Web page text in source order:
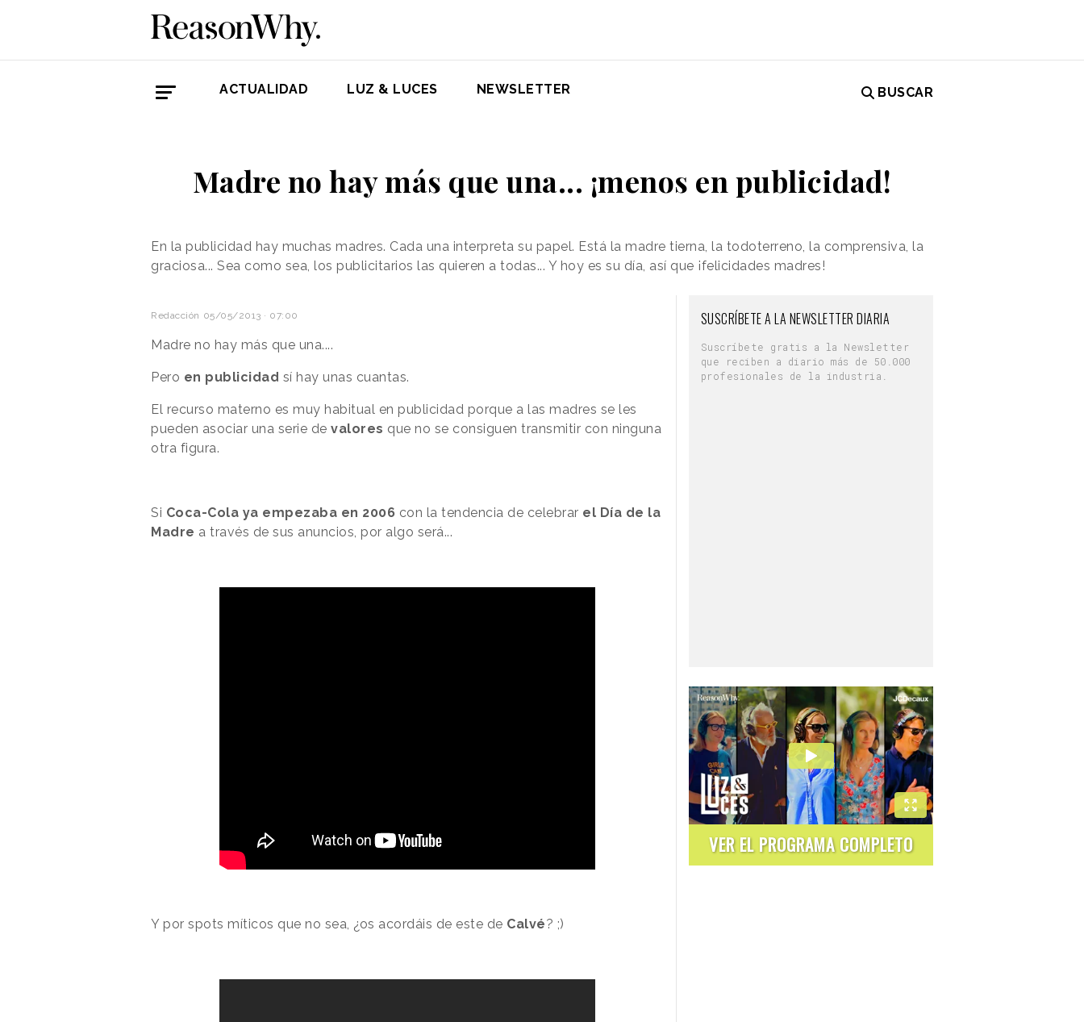
ACTUALIDAD LUZ & LUCES NEWSLETTER BUSCAR
Madre no hay más que una... ¡menos en publicidad!
En la publicidad hay muchas madres. Cada una interpreta su papel. Está la madre tierna, la todoterreno, la comprensiva, la
graciosa... Sea como sea, los publicitarios las quieren a todas... Y hoy es su día, así que ¡felicidades madres!
Redacción 05/05/2013 · 07:00
Madre no hay más que una....
Pero en publicidad sí hay unas cuantas.
El recurso materno es muy habitual en publicidad porque a las madres se les
pueden asociar una serie de valores que no se consiguen transmitir con ninguna
otra figura.
Si Coca-Cola ya empezaba en 2006 con la tendencia de celebrar el Día de la
Madre a través de sus anuncios, por algo será...
Y por spots míticos que no sea, ¿os acordáis de este de Calvé? ;)
SUSCRÍBETE A LA NEWSLETTER DIARIA
Suscríbete gratis a la Newsletter
que reciben a diario más de 50.000
profesionales de la industria.
VER EL PROGRAMA COMPLETO